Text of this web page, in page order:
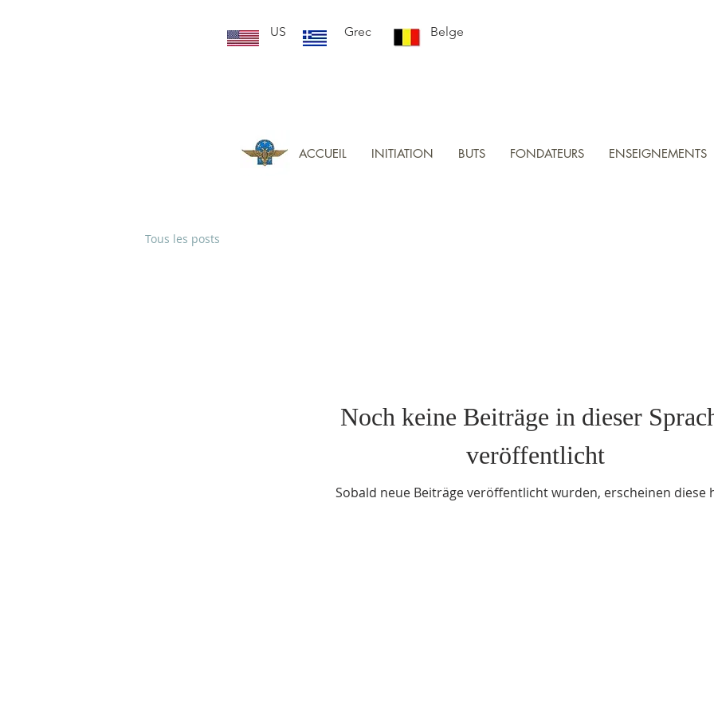
US Grec Belge
ACCUEIL INITIATION BUTS FONDATEURS ENSEIGNEMENTS
Tous les posts
Noch keine Beiträge in dieser
veröffentlicht
Sobald neue Beiträge veröffentlicht wurden, erscheinen diese